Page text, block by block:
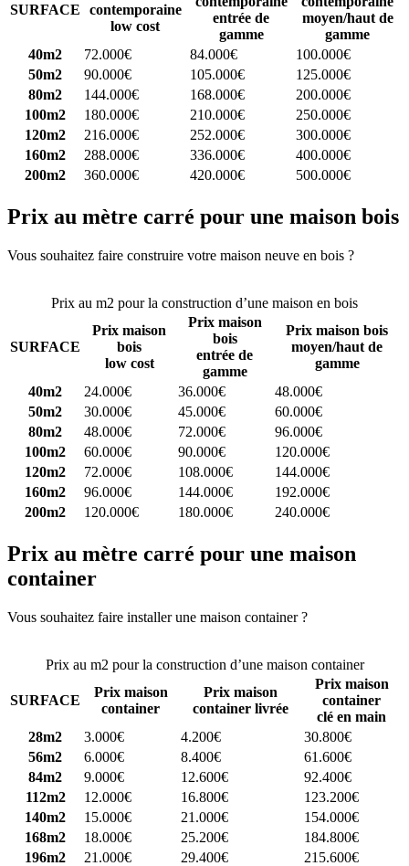
SURFACE
contemporaine
low cost
entrée de
gamme
moyen/haut de
gamme
40m2
72.000€ 84.000€
100.000€
50m2
90.000€ 105.000€
125.000€
80m2
144.000€ 168.000€
200.000€
100m2
180.000€ 210.000€
250.000€
120m2
216.000€ 252.000€
300.000€
160m2
288.000€ 336.000€
400.000€
200m2
360.000€ 420.000€ 500.000€
Prix au mètre carré pour une maison bois
Vous souhaitez faire construire votre maison neuve en bois ?
Prix au m2 pour la construction d’une maison en bois
SURFACE
Prix maison
bois
low cost
Prix maison
bois
entrée de
gamme
Prix maison bois
moyen/haut de
gamme
40m2
24.000€ 36.000€
48.000€
50m2
30.000€ 45.000€
60.000€
80m2
48.000€ 72.000€
96.000€
100m2
60.000€ 90.000€
120.000€
120m2
72.000€ 108.000€
144.000€
160m2
96.000€ 144.000€
192.000€
200m2
120.000€ 180.000€ 240.000€
Prix au mètre carré pour une maison
container
Vous souhaitez faire installer une maison container ?
Prix au m2 pour la construction d’une maison container
SURFACE
Prix maison
container
Prix maison
container livrée
Prix maison
container
clé en main
28m2
3.000€ 4.200€
30.800€
56m2
6.000€ 8.400€
61.600€
84m2
9.000€ 12.600€
92.400€
112m2
12.000€ 16.800€
123.200€
140m2
15.000€ 21.000€
154.000€
168m2
18.000€ 25.200€
184.800€
196m2
21.000€ 29.400€ 215.600€